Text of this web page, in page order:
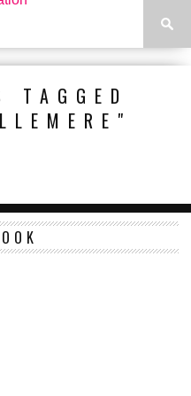
TAGGED